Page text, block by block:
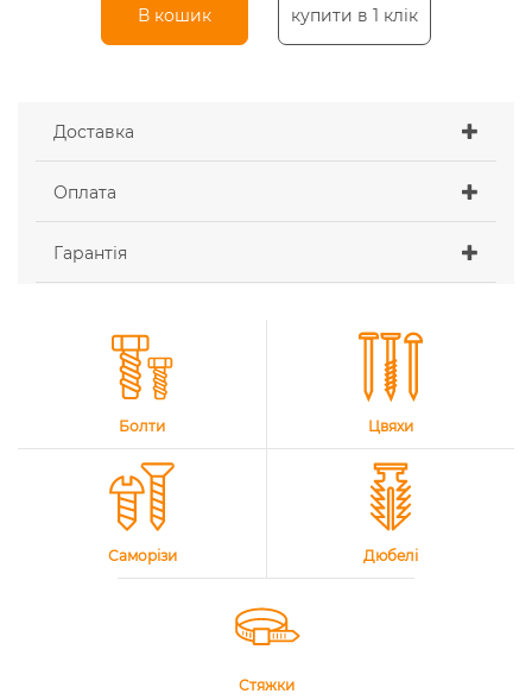
В кошик купити в 1 клік
Доставка
Оплата
Гарантія
Болти Цвяхи
Саморізи Дюбелі
Стяжки